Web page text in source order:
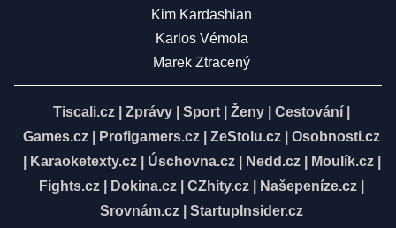
Kim Kardashian
Karlos Vémola
Marek Ztracený
Tiscali.cz Zprávy Sport Ženy Cestování
Games.cz
Profigamers.cz ZeStolu.cz
Osobnosti.cz
Karaoketexty.cz| Úschovna.cz| Nedd.cz| Moulík.cz|
Fights.cz
Dokina.cz CZhity.cz Našepeníze.cz
Srovnám.cz
StartupInsider.cz